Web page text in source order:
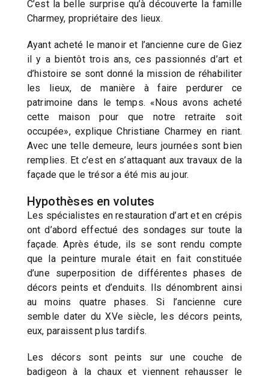
C’est la belle surprise qu’à découverte la famille
Charmey, propriétaire des lieux.
Ayant acheté le manoir et l’ancienne cure de Giez
il y a bientôt trois ans, ces passionnés d’art et
d’histoire se sont donné la mission de réhabiliter
les lieux, de manière à faire perdurer ce
patrimoine dans le temps. «Nous avons acheté
cette maison pour que notre retraite soit
occupée», explique Christiane Charmey en riant.
Avec une telle demeure, leurs journées sont bien
remplies. Et c’est en s’attaquant aux travaux de la
façade que le trésor a été mis au jour.
Hypothèses en volutes
Les spécialistes en restauration d’art et en crépis
ont d’abord effectué des sondages sur toute la
façade. Après étude, ils se sont rendu compte
que la peinture murale était en fait constituée
d’une superposition de différentes phases de
décors peints et d’enduits. Ils dénombrent ainsi
au moins quatre phases. Si l’ancienne cure
semble dater du XVe siècle, les décors peints,
eux, paraissent plus tardifs.
Les décors sont peints sur une couche de
badigeon à la chaux et viennent rehausser le